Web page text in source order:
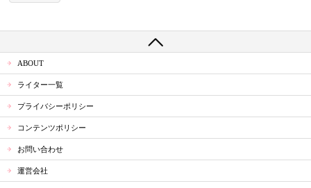
ABOUT
ライター一覧
プライバシーポリシー
コンテンツポリシー
お問い合わせ
運営会社